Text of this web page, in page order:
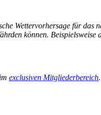
Wettervorhersage für
können.
exclusiven Mitgliederbereich